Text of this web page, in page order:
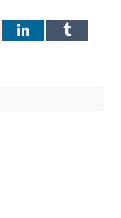
LinkedInTumblr